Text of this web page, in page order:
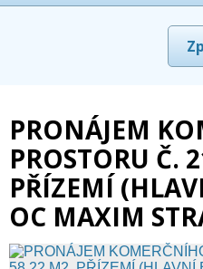
PRONÁJEM
PROSTORU Č.
PŘÍZEMÍ
OC MAXIM